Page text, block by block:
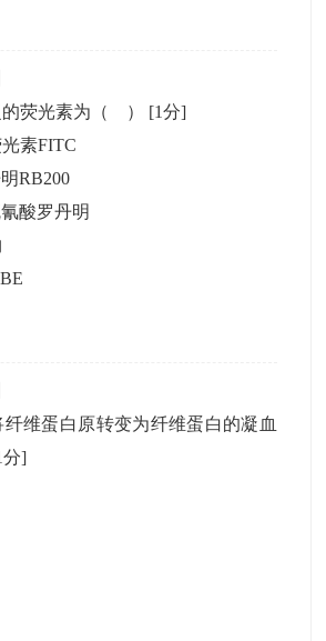
的荧光素为（ ） [1分]
素FITC
RB200
酸罗丹明
维蛋白原转变为纤维蛋白的凝血
分]